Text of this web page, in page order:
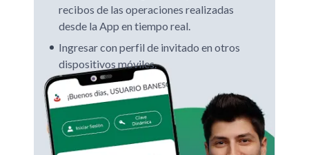
recibos de las operaciones realizadas
desde la App en tiempo real.
Ingresar con perfil de invitado en otros
dispositivos móviles.